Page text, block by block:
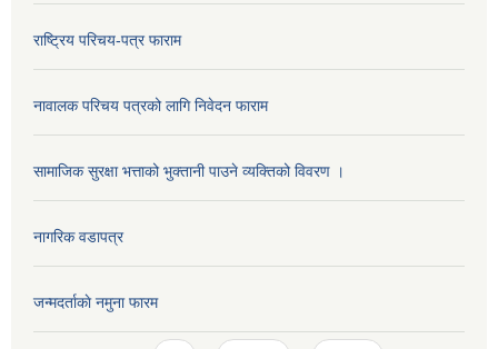
राष्ट्रिय परिचय-पत्र फाराम
नावालक परिचय पत्रको लागि निवेदन फाराम
सामाजिक सुरक्षा भत्ताको भुक्तानी पाउने व्यक्तिको विवरण ।
नागरिक वडापत्र
जन्मदर्ताकाे नमुना फारम